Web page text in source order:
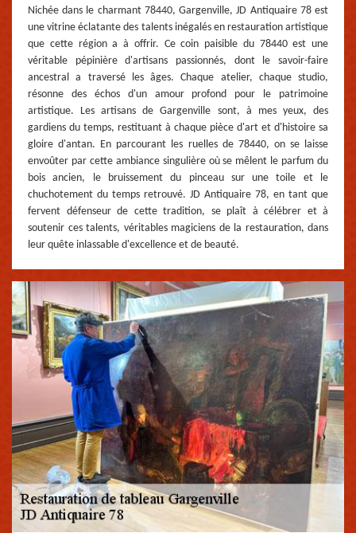
Nichée dans le charmant 78440, Gargenville, JD Antiquaire 78 est
une vitrine éclatante des talents inégalés en restauration artistique
que cette région a à offrir. Ce coin paisible du 78440 est une
véritable pépinière d'artisans passionnés, dont le savoir-faire
ancestral a traversé les âges. Chaque atelier, chaque studio,
résonne des échos d'un amour profond pour le patrimoine
artistique. Les artisans de Gargenville sont, à mes yeux, des
gardiens du temps, restituant à chaque pièce d'art et d'histoire sa
gloire d'antan. En parcourant les ruelles de 78440, on se laisse
envoûter par cette ambiance singulière où se mêlent le parfum du
bois ancien, le bruissement du pinceau sur une toile et le
chuchotement du temps retrouvé. JD Antiquaire 78, en tant que
fervent défenseur de cette tradition, se plaît à célébrer et à
soutenir ces talents, véritables magiciens de la restauration, dans
leur quête inlassable d'excellence et de beauté.